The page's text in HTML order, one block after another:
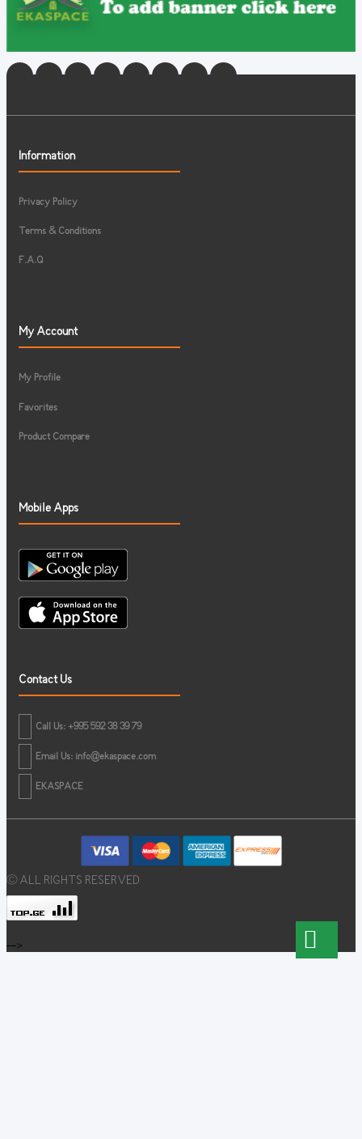
Information
Privacy Policy
Terms & Conditions
F.A.Q
My Account
My Profile
Favorites
Product Compare
Mobile Apps
Contact Us
Call Us: +995 592 38 39 79
Email Us: info@ekaspace.com
EKASPACE
© ALL RIGHTS RESERVED
-->